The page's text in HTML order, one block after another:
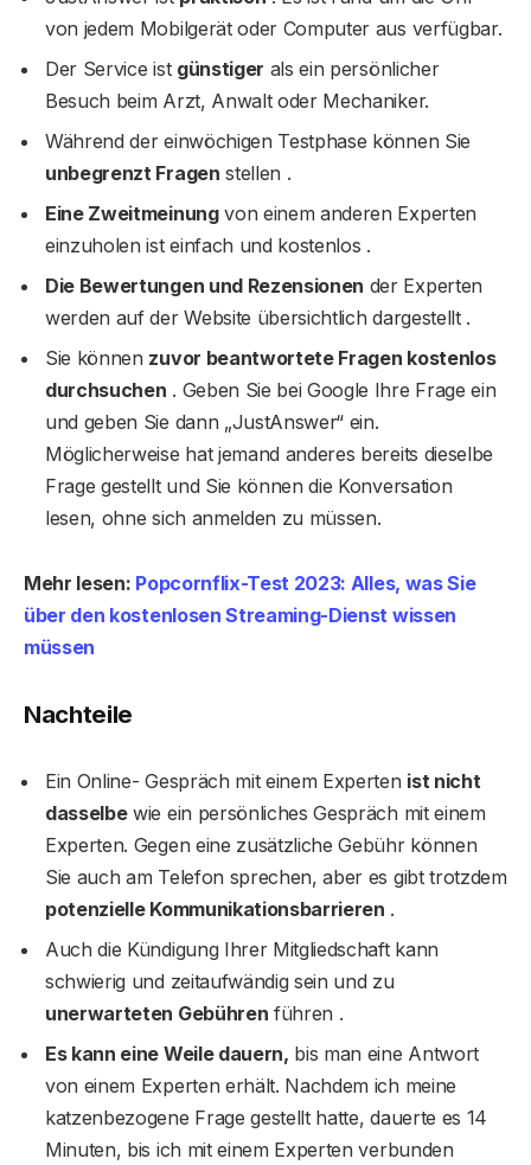
von jedem Mobilgerät oder Computer aus verfügbar.
Der Service ist günstiger als ein persönlicher
Besuch beim Arzt, Anwalt oder Mechaniker.
Während der einwöchigen Testphase können Sie
unbegrenzt Fragen stellen .
Eine Zweitmeinungvon einem anderen Experten
einzuholen ist einfach und kostenlos .
Die Bewertungen und Rezensionen der Experten
werden auf der Website übersichtlich dargestellt .
Sie können zuvor beantwortete Fragen kostenlos
durchsuchen . Geben Sie bei Google Ihre Frage ein
und geben Sie dann „JustAnswer“ ein.
Möglicherweise hat jemand anderes bereits dieselbe
Frage gestellt und Sie können die Konversation
lesen, ohne sich anmelden zu müssen.
Mehr lesen: Popcornflix-Test 2023: Alles, was Sie
über den kostenlosen Streaming-Dienst wissen
müssen
Nachteile
Ein Online- Gespräch mit einem Experten ist nicht
dasselbewie ein persönliches Gespräch mit einem
Experten. Gegen eine zusätzliche Gebühr können
Sie auch am Telefon sprechen, aber es gibt trotzdem
potenzielle Kommunikationsbarrieren .
Auch die Kündigung Ihrer Mitgliedschaft kann
schwierig und zeitaufwändig sein und zu
unerwarteten Gebühren führen .
Es kann eine Weile dauern, bis man eine Antwort
von einem Experten erhält. Nachdem ich meine
katzenbezogene Frage gestellt hatte, dauerte es 14
Minuten, bis ich mit einem Experten verbunden